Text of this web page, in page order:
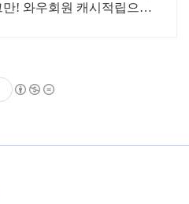
! 와우회원 캐시적립으로